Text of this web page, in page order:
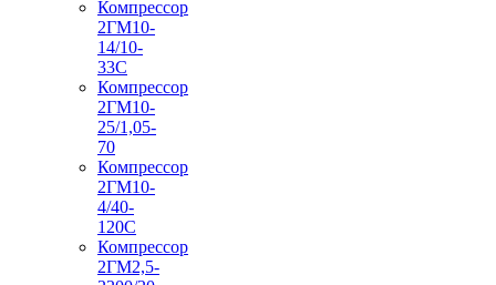
Компрессор
2ГМ10-
14/10-
33С
Компрессор
2ГМ10-
25/1,05-
70
Компрессор
2ГМ10-
4/40-
120С
Компрессор
2ГМ2,5-